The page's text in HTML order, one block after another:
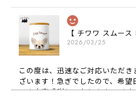
2026/03/25
この度は、迅速なご対応いただき
ざいます！急ぎでしたので、希望
でき大変感謝しております！ ま